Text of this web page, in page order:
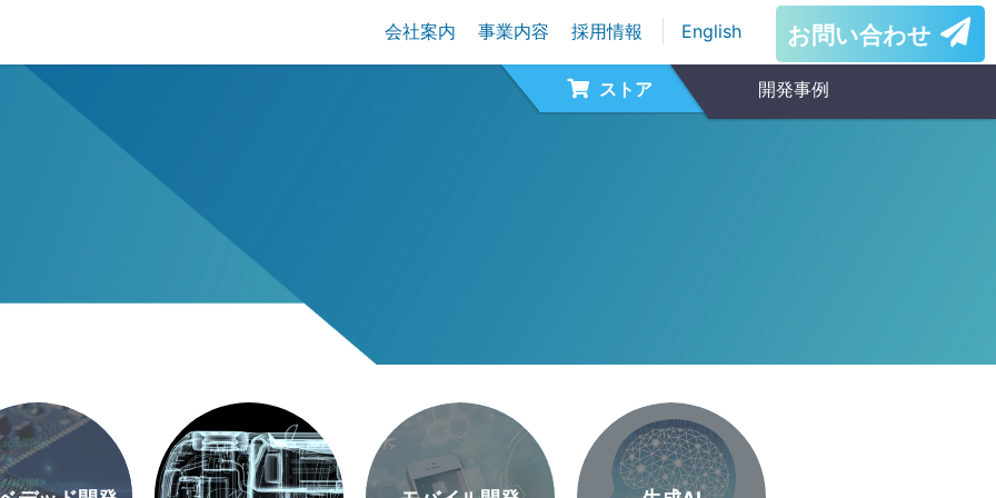
会社案内 事業内容 採用情報 English お問い合わせ
ストア 開発事例